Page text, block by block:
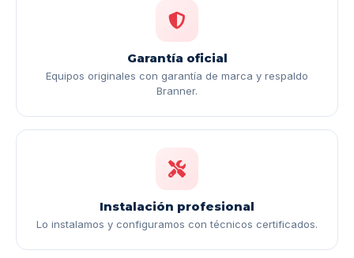
Garantía oficial
Equipos originales con garantía de marca y respaldo
Branner.
Instalación profesional
Lo instalamos y configuramos con técnicos certificados.